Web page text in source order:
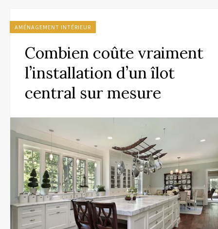
AMÉNAGEMENT INTÉRIEUR
Combien coûte vraiment
l’installation d’un îlot
central sur mesure